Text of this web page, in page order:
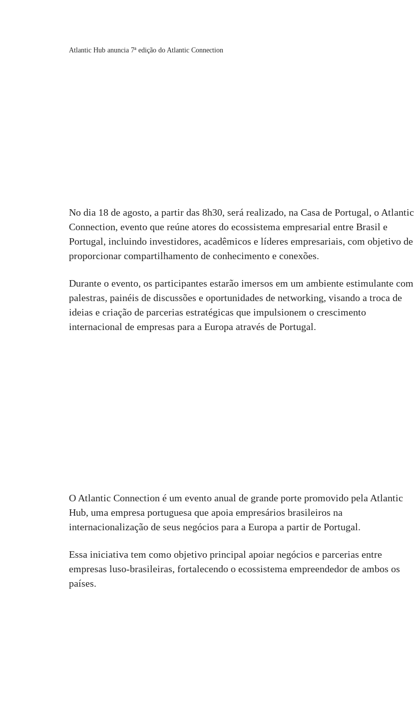
Atlantic Hub anuncia 7ª edição do Atlantic Connection
No dia 18 de agosto, a partir das 8h30, será realizado, na Casa de Portugal, o Atlantic
Connection, evento que reúne atores do ecossistema empresarial entre Brasil e
Portugal, incluindo investidores, acadêmicos e líderes empresariais, com objetivo de
proporcionar compartilhamento de conhecimento e conexões.
Durante o evento, os participantes estarão imersos em um ambiente estimulante com
palestras, painéis de discussões e oportunidades de networking, visando a troca de
ideias e criação de parcerias estratégicas que impulsionem o crescimento
internacional de empresas para a Europa através de Portugal.
O Atlantic Connection é um evento anual de grande porte promovido pela Atlantic
Hub, uma empresa portuguesa que apoia empresários brasileiros na
internacionalização de seus negócios para a Europa a partir de Portugal.
Essa iniciativa tem como objetivo principal apoiar negócios e parcerias entre
empresas luso-brasileiras, fortalecendo o ecossistema empreendedor de ambos os
países.